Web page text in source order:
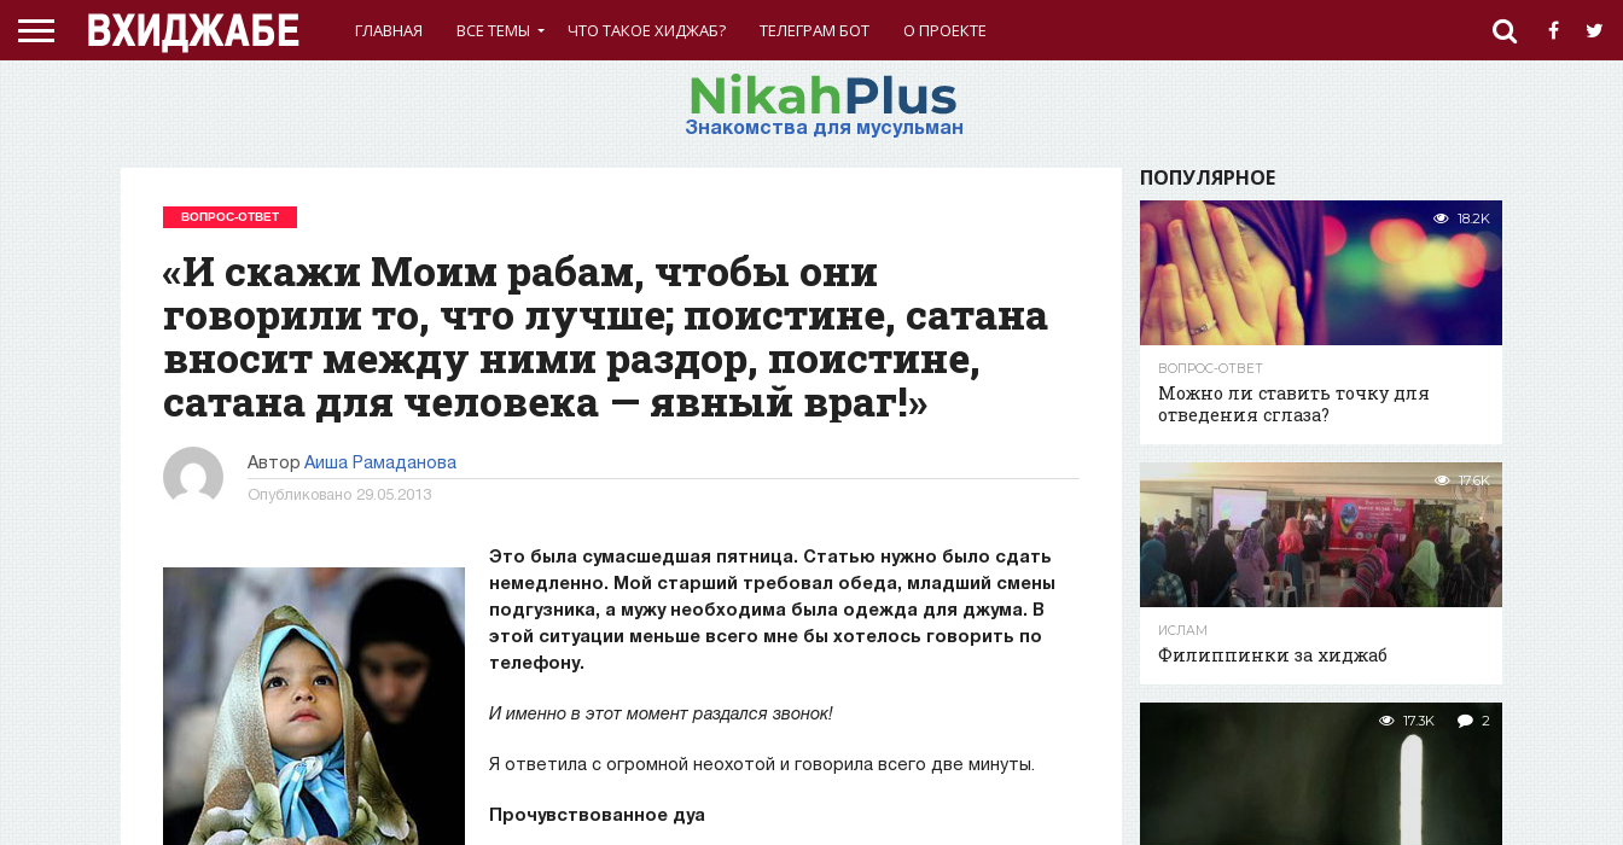
ГЛАВНАЯ ВСЕ ТЕМЫ ЧТО ТАКОЕ ХИДЖАБ? ТЕЛЕГРАМ БОТ О ПРОЕКТЕ
Знакомства для мусульман
ВОПРОС-ОТВЕТ
«И скажи Моим рабам, чтобы они
говорили то, что лучше; поистине, сатана
вносит между ними раздор, поистине,
сатана для человека — явный враг!»
Автор Аиша Рамаданова
Опубликовано 29.05.2013
Это была сумасшедшая пятница. Статью нужно было сдать
немедленно. Мой старший требовал обеда, младший смены
подгузника, а мужу необходима была одежда для джума. В
этой ситуации меньше всего мне бы хотелось говорить по
телефону.
И именно в этот момент раздался звонок!
Я ответила с огромной неохотой и говорила всего две минуты.
Прочувствованное дуа
ПОПУЛЯРНОЕ
18.2K
ВОПРОС-ОТВЕТ
Можно ли ставить точку для
отведения сглаза?
17.6K
ИСЛАМ
Филиппинки за хиджаб
17.3K 2